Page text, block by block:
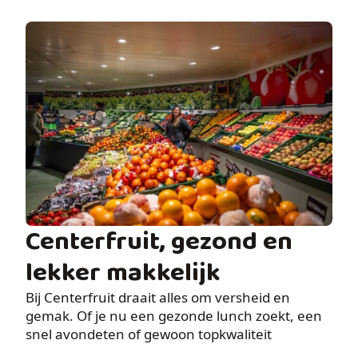
Centerfruit, gezond en
lekker makkelijk
Bij Centerfruit draait alles om versheid en
gemak. Of je nu een gezonde lunch zoekt, een
snel avondeten of gewoon topkwaliteit